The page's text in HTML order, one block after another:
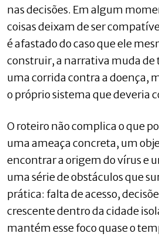
nas decisões. Em algum
coisas deixam de ser
é afastado do caso que ele
construir, a narrativa muda de
uma corrida contra a doença,
o próprio sistema que deveria
O roteiro não complica o que
uma ameaça concreta, um
encontrar a origem do vírus e
uma série de obstáculos que
prática: falta de acesso,
crescente dentro da cidade
mantém esse foco quase o